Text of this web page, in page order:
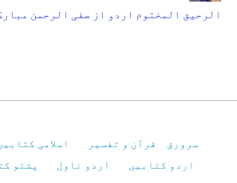
الرحیق المختوم اردو از صفی الرحمن
سرورق قرآن و تفسیر اسلامی
اردو کتابیں
اردو ناول پشتو